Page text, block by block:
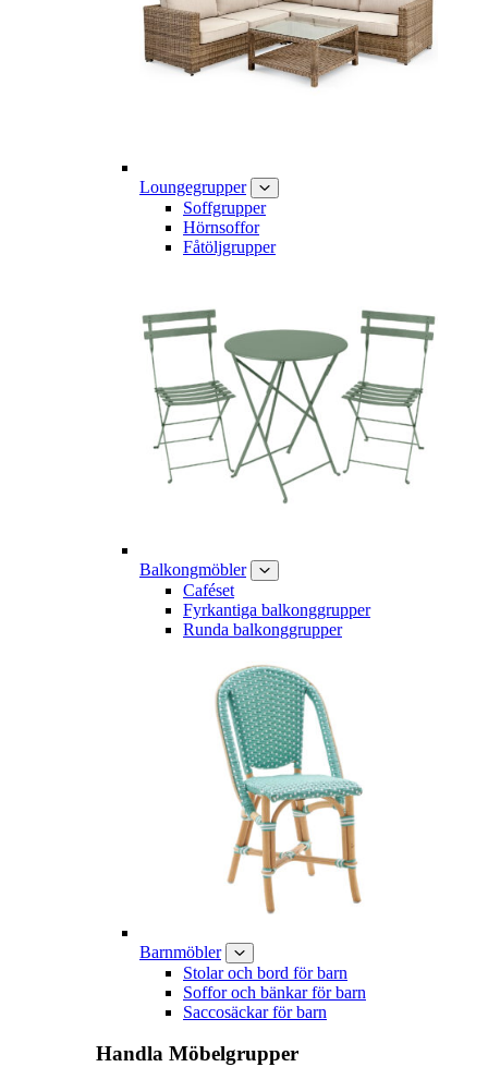
Loungegrupper
Soffgrupper
Hörnsoffor
Fåtöljgrupper
Balkongmöbler
Caféset
Fyrkantiga balkonggrupper
Runda balkonggrupper
Barnmöbler
Stolar och bord för barn
Soffor och bänkar för barn
Saccosäckar för barn
Handla Möbelgrupper